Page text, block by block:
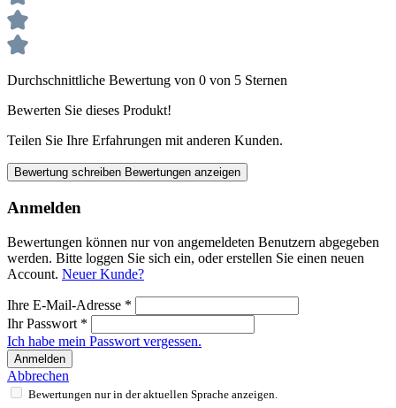
Durchschnittliche Bewertung von 0 von 5 Sternen
Bewerten Sie dieses Produkt!
Teilen Sie Ihre Erfahrungen mit anderen Kunden.
Bewertung schreiben Bewertungen anzeigen
Anmelden
Bewertungen können nur von angemeldeten Benutzern abgegeben
werden. Bitte loggen Sie sich ein, oder erstellen Sie einen neuen
Account. Neuer Kunde?
Ihre E-Mail-Adresse *
Ihr Passwort *
Ich habe mein Passwort vergessen.
Anmelden
Abbrechen
Bewertungen nur in der aktuellen Sprache anzeigen.